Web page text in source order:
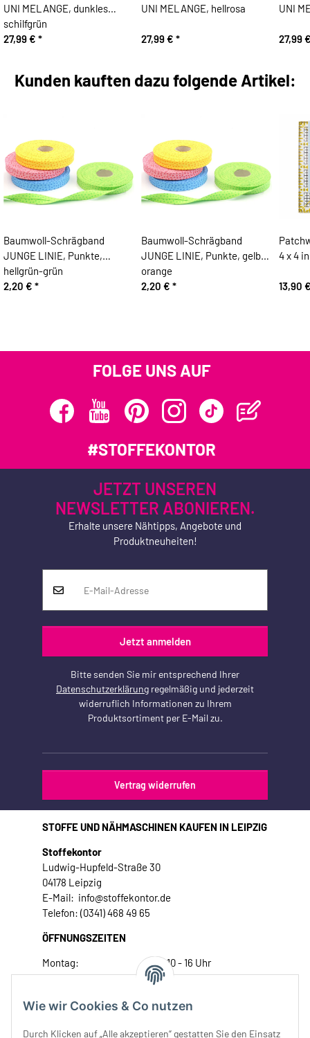
Wie wir Cookies & Co nutzen
Durch Klicken auf „Alle akzeptieren“ gestatten Sie den Einsatz
UNI MELANGE, dunkles
schilfgrün
27,99 € *
UNI MELANGE, hellrosa
27,99 € *
UNI
27,99
Kunden kauften dazu folgende Artikel:
Baumwoll-Schrägband
JUNGE LINIE, Punkte,
hellgrün-grün
2,20 € *
Baumwoll-Schrägband
JUNGE LINIE, Punkte, gelb-
orange
2,20 € *
4 x 4
13,90
FOLGE UNS AUF
#STOFFEKONTOR
JETZT UNSEREN
NEWSLETTER ABONIEREN.
Erhalte unsere Nähtipps, Angebote und
Produktneuheiten!
Jetzt anmelden
Bitte senden Sie mir entsprechend Ihrer
Datenschutzerklärung regelmäßig und jederzeit
widerruflich Informationen zu Ihrem
Produktsortiment per E-Mail zu.
Vertrag widerrufen
STOFFE UND NÄHMASCHINEN KAUFEN IN LEIPZIG
Stoffekontor
Ludwig-Hupfeld-Straße 30
04178 Leipzig
E-Mail: info@stoffekontor.de
Telefon: (0341) 468 49 65
ÖFFNUNGSZEITEN
Montag:
10 - 16 Uhr
Dienstag:
10 - 16 Uhr
Donnerstag:
10 - 18 Uhr